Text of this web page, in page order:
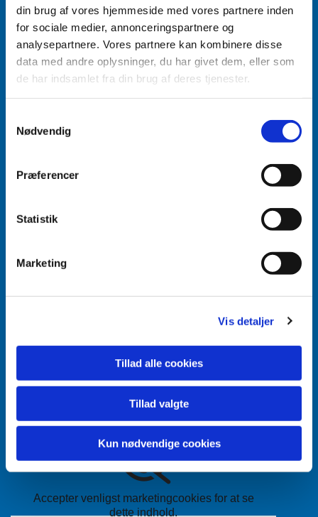
din brug af vores hjemmeside med vores partnere inden
for sociale medier, annonceringspartnere og
analysepartnere. Vores partnere kan kombinere disse
data med andre oplysninger, du har givet dem, eller som
de har indsamlet fra din brug af deres tjenester.
Nødvendig
Præferencer
Statistik
Marketing
Vis detaljer
Tillad alle cookies
Tillad valgte
Kun nødvendige cookies
Accepter venligst marketingcookies for at se
Tlf.
74621780
CVR: 36280212
Accepter venligst marketingcookies for at se
dette indhold.